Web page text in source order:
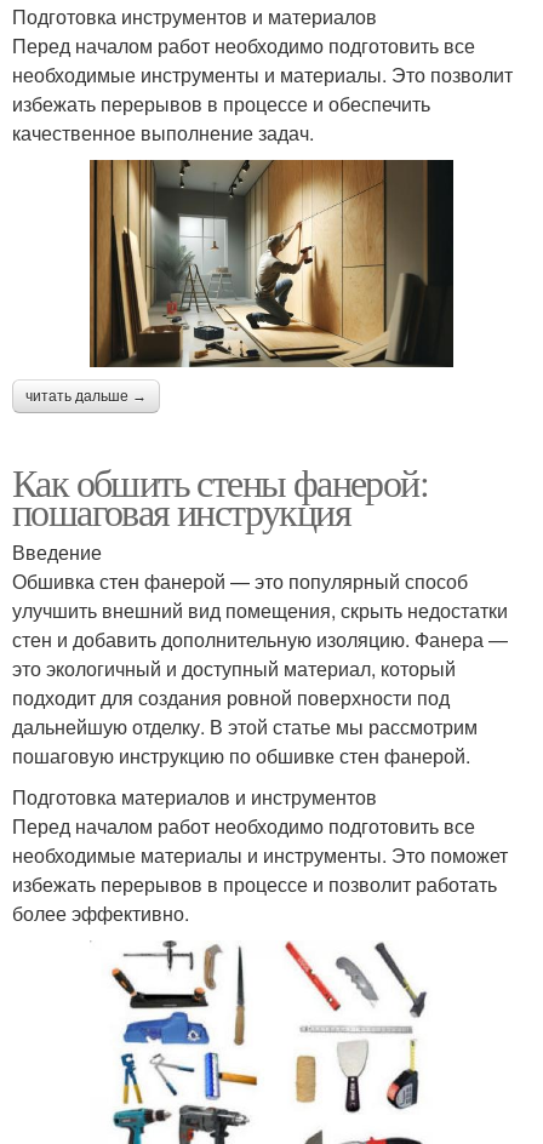
Подготовка инструментов и материалов
Перед началом работ необходимо подготовить все
необходимые инструменты и материалы. Это позволит
избежать перерывов в процессе и обеспечить
качественное выполнение задач.
читать дальше →
Как обшить стены фанерой:
пошаговая инструкция
Введение
Обшивка стен фанерой — это популярный способ
улучшить внешний вид помещения, скрыть недостатки
стен и добавить дополнительную изоляцию. Фанера —
это экологичный и доступный материал, который
подходит для создания ровной поверхности под
дальнейшую отделку. В этой статье мы рассмотрим
пошаговую инструкцию по обшивке стен фанерой.
Подготовка материалов и инструментов
Перед началом работ необходимо подготовить все
необходимые материалы и инструменты. Это поможет
избежать перерывов в процессе и позволит работать
более эффективно.